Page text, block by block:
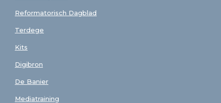
Reformatorisch Dagblad
Terdege
Kits
Digibron
De Banier
Mediatraining